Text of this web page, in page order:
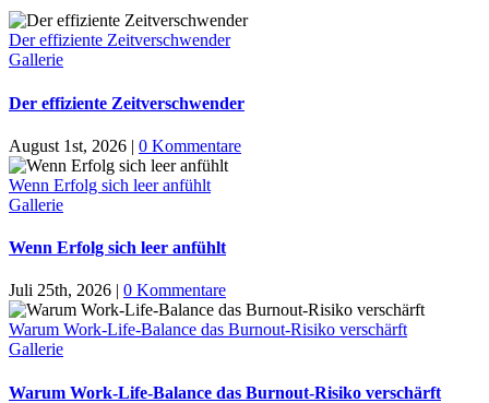
Der effiziente Zeitverschwender
Gallerie
Der effiziente Zeitverschwender
August 1st, 2026 | 0 Kommentare
Wenn Erfolg sich leer anfühlt
Gallerie
Wenn Erfolg sich leer anfühlt
Juli 25th, 2026 | 0 Kommentare
Warum Work-Life-Balance das Burnout-Risiko verschärft
Gallerie
Warum Work-Life-Balance das Burnout-Risiko verschärft